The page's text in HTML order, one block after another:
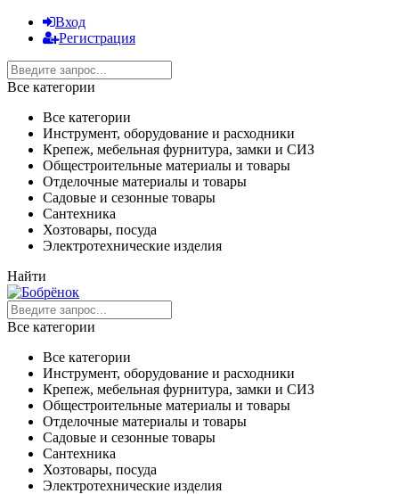
Вход
Регистрация
Все категории
Все категории
Инструмент, оборудование и расходники
Крепеж, мебельная фурнитура, замки и СИЗ
Общестроительные материалы и товары
Отделочные материалы и товары
Садовые и сезонные товары
Сантехника
Хозтовары, посуда
Электротехнические изделия
Найти
Все категории
Все категории
Инструмент, оборудование и расходники
Крепеж, мебельная фурнитура, замки и СИЗ
Общестроительные материалы и товары
Отделочные материалы и товары
Садовые и сезонные товары
Сантехника
Хозтовары, посуда
Электротехнические изделия